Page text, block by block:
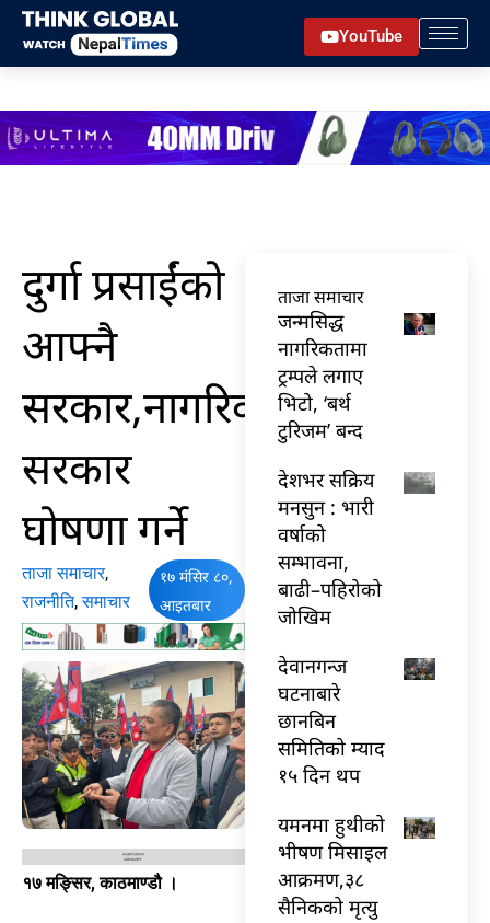
Skip
content
YouTube
दुर्गा प्रसाईंको
आफ्नै
सरकार,नागरिक
सरकार
घोषणा गर्ने
ताजा समाचार,
राजनीति,समाचार
१७ मंसिर ८०,
आइतबार
१७ मङ्सिर, काठमाण्डौ ।
ताजा समाचार
जन्मसिद्ध
नागरिकतामा
ट्रम्पले लगाए
भिटो, ‘बर्थ
टुरिजम’ बन्द
देशभर सक्रिय
मनसुन : भारी
वर्षाको
सम्भावना,
बाढी–पहिरोको
जोखिम
देवानगन्ज
घटनाबारे
छानबिन
समितिको म्याद
१५ दिन थप
यमनमा हुथीको
भीषण मिसाइल
आक्रमण,३८
सैनिकको मृत्यु